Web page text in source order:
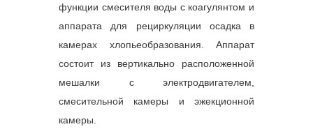
функции смесителя воды с коагулянтом и
аппарата для рециркуляции осадка в
камерах хлопьеобразования. Аппарат
состоит из вертикально расположенной
мешалки с электродвигателем,
смесительной камеры и эжекционной
камеры.